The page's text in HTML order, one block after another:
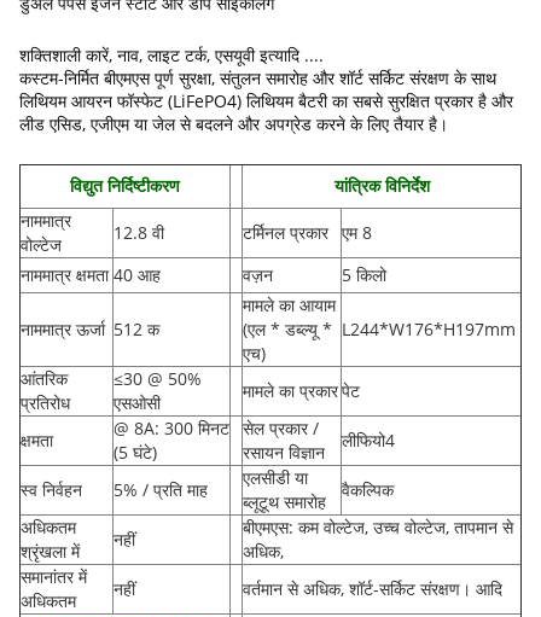
शक्तिशाली कारें, नाव, लाइट टर्क, एसयूवी इत्यादि ....
कस्टम-निर्मित बीएमएस पूर्ण सुरक्षा, संतुलन समारोह और शॉर्ट सर्किट संरक्षण के साथ
लिथियम आयरन फॉस्फेट (LiFePO4) लिथियम बैटरी का सबसे सुरक्षित प्रकार है और
लीड एसिड, एजीएम या जेल से बदलने और अपग्रेड करने के लिए तैयार है।
विद्युत निर्दिष्टीकरण
यांत्रिक विनिर्देश
नाममात्र
वोल्टेज
12.8 वी टर्मिनल प्रकार एम 8
नाममात्र क्षमता 40 आह वज़न 5 किलो
नाममात्र ऊर्जा 512 क
मामले का आयाम
(एल * डब्ल्यू *
एच)
L244*W176*H197mm
आंतरिक
प्रतिरोध
≤30 @ 50%
एसओसी
मामले का प्रकारपेट
क्षमता
@ 8A: 300 मिनट
(5 घंटे)
सेल प्रकार /
रसायन विज्ञान
लीफियो4
स्व निर्वहन 5% / प्रति माह
एलसीडी या
ब्लूटूथ समारोह
वैकल्पिक
अधिकतम
श्रृंखला में
नहीं
बीएमएस: कम वोल्टेज, उच्च वोल्टेज, तापमान से
अधिक,
समानांतर में
अधिकतम
नहीं
वर्तमान से अधिक, शॉर्ट-सर्किट संरक्षण। आदि